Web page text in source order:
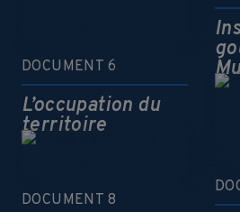
DOCUMENT 6
L’occupation du
territoire
DOCUMENT 8